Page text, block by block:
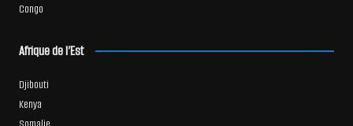
Congo
Afrique de l’Est
Djibouti
Kenya